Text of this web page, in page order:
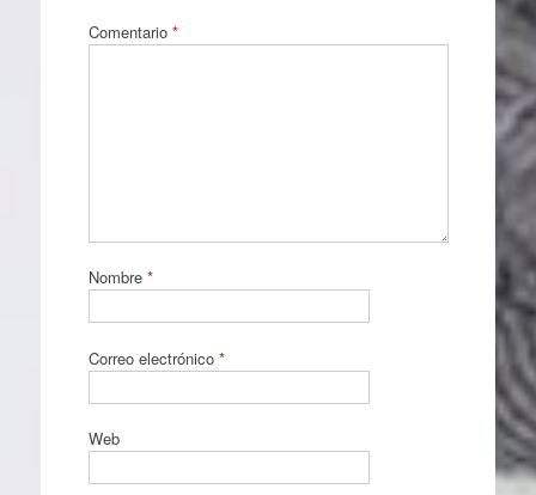
Comentario *
Nombre *
Correo electrónico *
Web